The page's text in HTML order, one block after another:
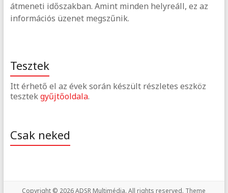
átmeneti időszakban. Amint minden helyreáll, ez az
információs üzenet megszűnik.
Tesztek
Itt érhető el az évek során készült részletes eszköz
tesztekgyűjtőoldala.
Csak neked
Copyright © 2026ADSR Multimédia. All rights reserved. Theme